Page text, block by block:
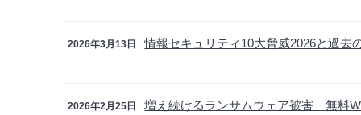
2026年3月13日 情報セキュリティ10大脅威2026と過去
2026年2月25日 増え続けるランサムウェア被害 無料